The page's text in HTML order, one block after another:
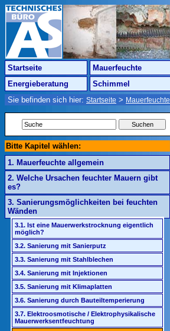
Startseite Mauerfeuchte
Energieberatung
Schimmel
Sie befinden sich hier: Startseite > Mauerfeuchte
Bitte Kapitel wählen:
1. Mauerfeuchte allgemein
2. Welche Ursachen feuchter Mauern gibt
es?
3. Sanierungsmöglichkeiten bei feuchten
Wänden
3.1. Ist eine Mauerwerkstrocknung eigentlich
möglich?
3.2. Sanierung mit Sanierputz
3.3. Sanierung mit Stahlblechen
3.4. Sanierung mit Injektionen
3.5. Sanierung mit Klimaplatten
3.6. Sanierung durch Bauteiltemperierung
3.7. Elektroosmotische / Elektrophysikalische
Mauerwerksentfeuchtung